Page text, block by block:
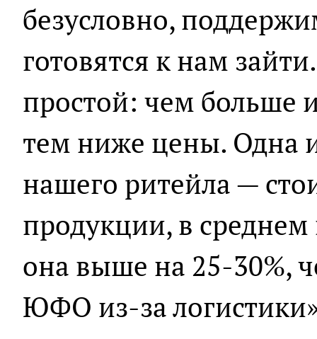
безусловно,
готовятся к нам
простой: чем больше
тем ниже цены. Одна
нашего ритейла —
продукции, в
она выше на 25-30%,
ЮФО из-за